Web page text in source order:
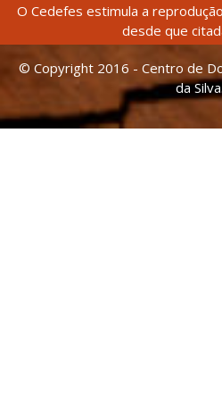
O Cedefes estimula a
desde que
© Copyright 2016 - Centro de
da